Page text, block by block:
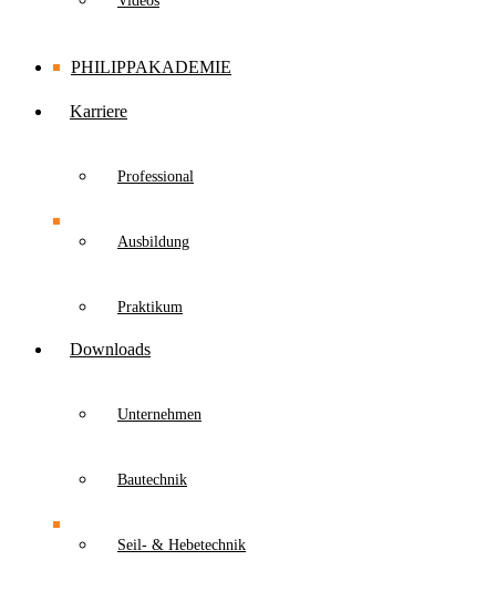
PHILIPPAKADEMIE
Karriere
Professional
Ausbildung
Praktikum
Downloads
Unternehmen
Bautechnik
Seil- & Hebetechnik